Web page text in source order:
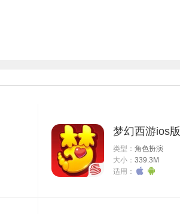
梦幻西游ios版
类型： 角色扮演
大小： 339.3M
适用：